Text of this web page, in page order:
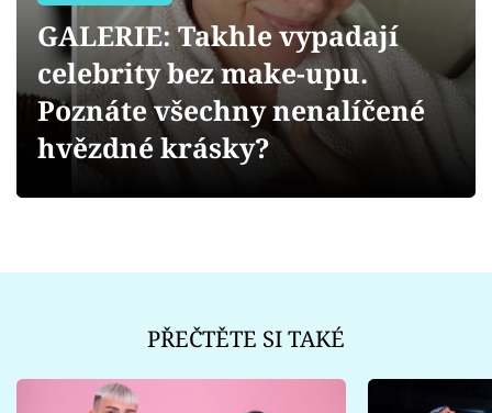
Videa
Sledujte prima+
GALERIE: Takhle vypadají
celebrity bez make-upu.
Poznáte všechny nenalíčené
hvězdné krásky?
PŘEČTĚTE SI TAKÉ